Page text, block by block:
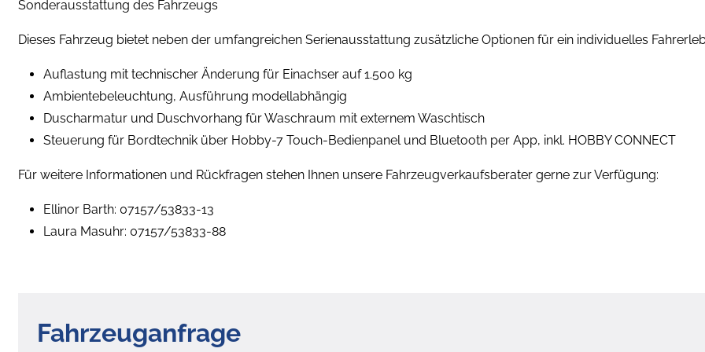
Sonderausstattung des Fahrzeugs
Dieses Fahrzeug bietet neben der umfangreichen Serienausstattung zusätzliche Optionen für ein individuelles
Auflastung mit technischer Änderung für Einachser auf 1.500 kg
Ambientebeleuchtung, Ausführung modellabhängig
Duscharmatur und Duschvorhang für Waschraum mit externem Waschtisch
Steuerung für Bordtechnik über Hobby-7 Touch-Bedienpanel und Bluetooth per App, inkl. HOBBY CONNECT
Für weitere Informationen und Rückfragen stehen Ihnen unsere Fahrzeugverkaufsberater gerne zur Verfügung:
Ellinor Barth: 07157/53833-13
Laura Masuhr: 07157/53833-88
Fahrzeuganfrage